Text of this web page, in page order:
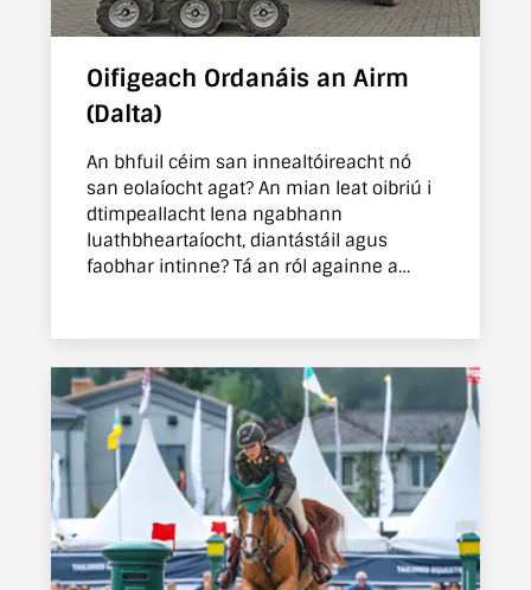
Oifigeach Ordanáis an Airm
(Dalta)
An bhfuil céim san innealtóireacht nó
san eolaíocht agat? An mian leat oibriú i
dtimpeallacht lena ngabhann
luathbheartaíocht, diantástáil agus
faobhar intinne? Tá an ról againne a